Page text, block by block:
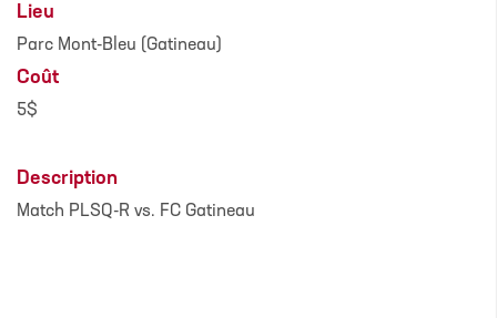
Lieu
Parc Mont-Bleu (Gatineau)
Coût
5$
Description
Match PLSQ-R vs. FC Gatineau